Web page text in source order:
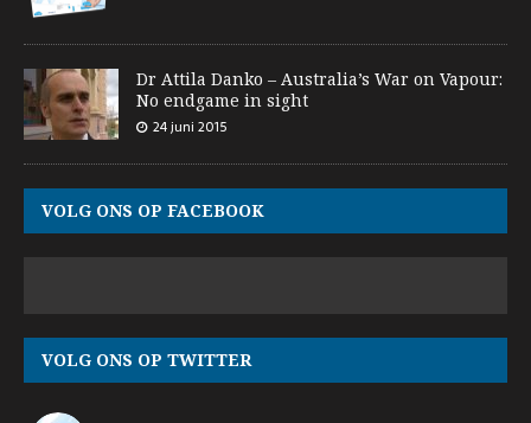
Dr Attila Danko – Australia’s War on Vapour:
No endgame in sight
24 juni 2015
VOLG ONS OP FACEBOOK
VOLG ONS OP TWITTER